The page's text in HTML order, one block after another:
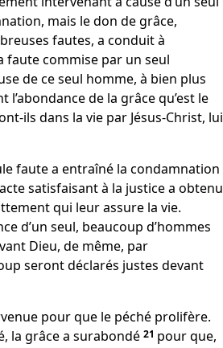
mais le don de grâce,
fautes, a conduit à
faute commise par un seul
de ce seul homme, à bien plus
de la grâce qu’est le
ils dans la vie par Jésus-Christ, lui
faute a entraîné la condamnation
satisfaisant à la justice a obtenu
qui leur assure la vie.
d’un seul, beaucoup d’hommes
Dieu, de même, par
seront déclarés justes devant
pour que le péché prolifère.
la grâce a surabondé 21 pour que,